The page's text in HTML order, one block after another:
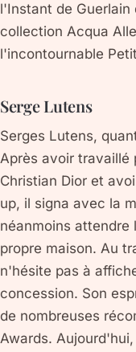
l'Instant de
collection Acqua
l'incontournable
Serge Lutens
Serges Lutens,
Après avoir travaillé
Christian Dior et
up, il signa avec la
néanmoins
propre maison. Au
n'hésite pas à
concession. Son
de nombreuses
Awards.